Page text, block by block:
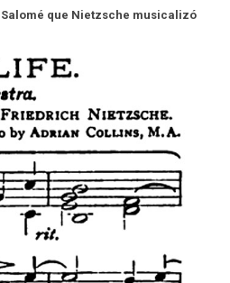
que Nietzsche musicalizó